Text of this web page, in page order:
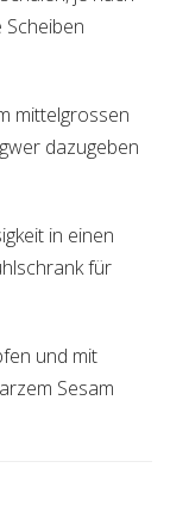
mittelgrossen
dazugeben
in einen
für
und mit
Sesam